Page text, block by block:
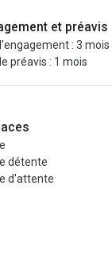
et préavis
: 3 mois
préavis : 1 mois
détente
d'attente